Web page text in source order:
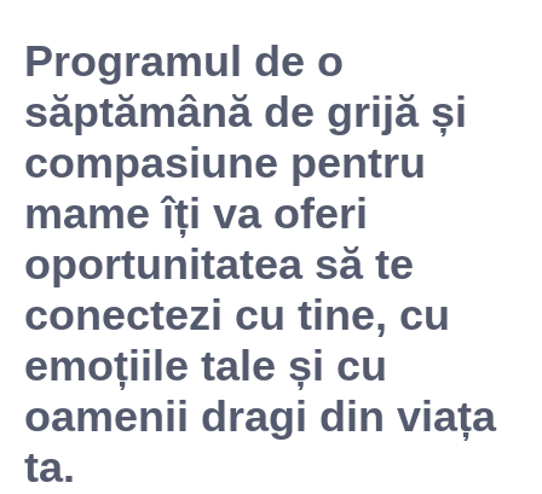
Programul de o
săptămână de grijă și
compasiune pentru
mame îți va oferi
oportunitatea să te
conectezi cu tine, cu
emoțiile tale și cu
oamenii dragi din viața
ta.